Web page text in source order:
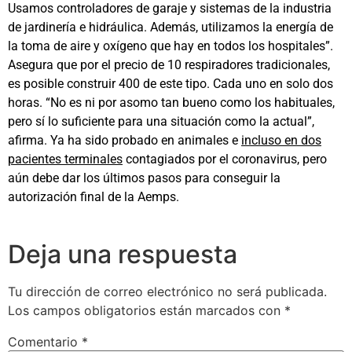
Usamos controladores de garaje y sistemas de la industria
de jardinería e hidráulica. Además, utilizamos la energía de
la toma de aire y oxígeno que hay en todos los hospitales”.
Asegura que por el precio de 10 respiradores tradicionales,
es posible construir 400 de este tipo. Cada uno en solo dos
horas. “No es ni por asomo tan bueno como los habituales,
pero sí lo suficiente para una situación como la actual”,
afirma. Ya ha sido probado en animales e incluso en dos
pacientes terminales contagiados por el coronavirus, pero
aún debe dar los últimos pasos para conseguir la
autorización final de la Aemps.
Deja una respuesta
Tu dirección de correo electrónico no será publicada.
Los campos obligatorios están marcados con *
Comentario *